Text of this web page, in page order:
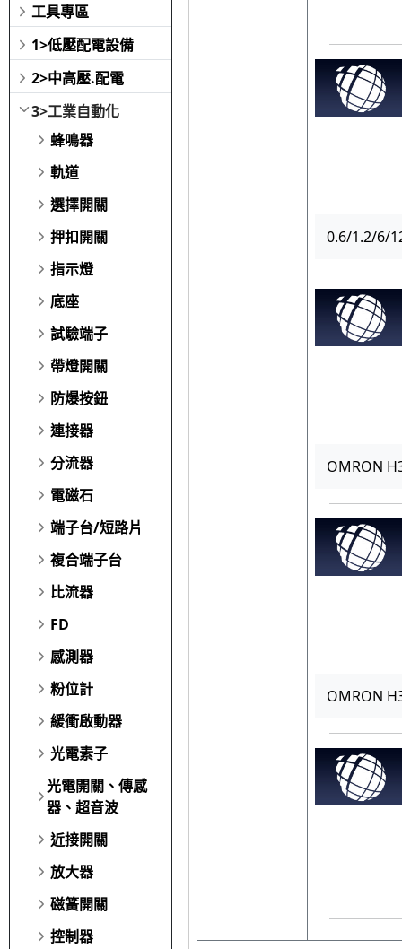
工具專區
1>低壓配電設備
2>中高壓.配電
3>工業自動化
蜂鳴器
軌道
選擇開關
押扣開關
指示燈
底座
試驗端子
帶燈開關
防爆按鈕
連接器
分流器
電磁石
端子台/短路片
複合端子台
比流器
FD
感測器
粉位計
緩衝啟動器
光電素子
光電開關、傳感
器、超音波
近接開關
放大器
磁簧開關
控制器
0.6/1.2/6/
OMRON
OMRON